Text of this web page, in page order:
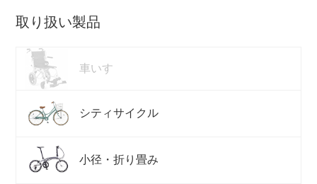
取り扱い製品
車いす
シティサイクル
小径・折り畳み